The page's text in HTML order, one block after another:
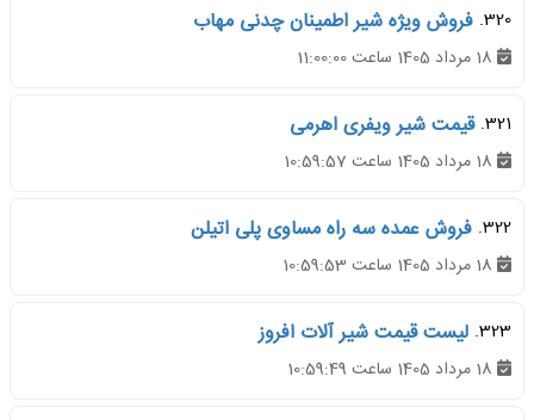
320. فروش ویژه شیر اطمینان چدنی مهاب
321. قیمت شیر ویفری اهرمی
322. فروش عمده سه راه مساوی پلی اتیلن
323. لیست قیمت شیر آلات افروز